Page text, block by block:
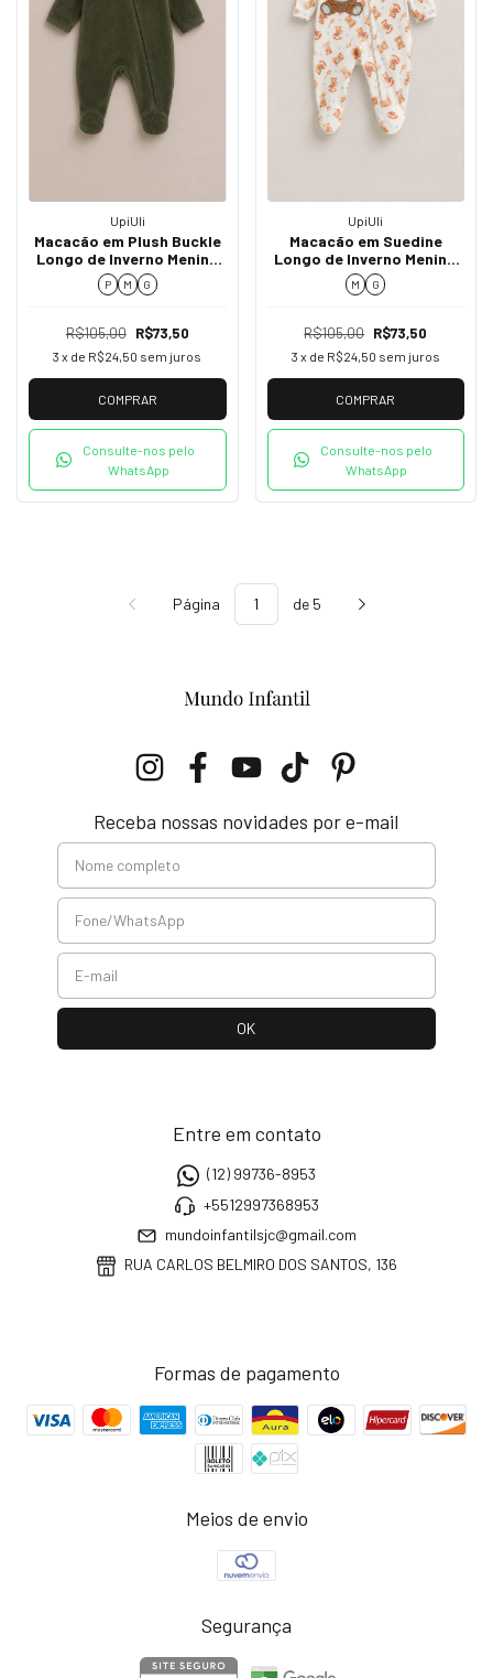
UpiUli
Macacão em Plush Buckle
Longo de Inverno Menino
UpiUli - Ref. 2730
P M G
R$105,00 R$73,50
3 x de R$24,50 sem juros
COMPRAR
Consulte-nos pelo
WhatsApp
UpiUli
Macacão em Suedine
Longo de Inverno Menino
UpiUli - Ref. 2716
M G
R$105,00 R$73,50
3 x de R$24,50 sem juros
COMPRAR
Consulte-nos pelo
WhatsApp
Página de 5
Receba nossas novidades por e-mail
Entre em contato
(12) 99736-8953
+5512997368953
mundoinfantilsjc@gmail.com
RUA CARLOS BELMIRO DOS SANTOS, 136
Formas de pagamento
Meios de envio
Segurança